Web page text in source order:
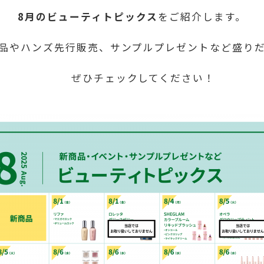
8月のビューティトピックス をご紹介します。
ンズ先行販売、サンプルプレゼントなど盛り
ぜひチェックしてください！